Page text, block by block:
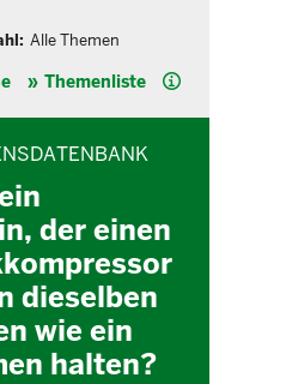
Alle Themen
Themenliste Hilfe
der einen
dieselben
wie ein
halten?